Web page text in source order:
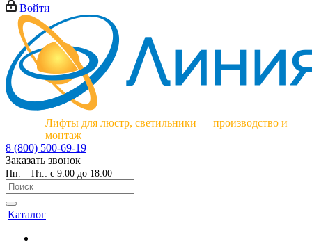
Войти
Лифты для люстр, светильники — производство и
монтаж
8 (800) 500-69-19
Заказать звонок
Пн. – Пт.: с 9:00 до 18:00
Каталог